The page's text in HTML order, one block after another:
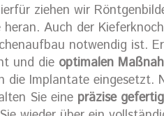
ziehen wir
Auch der
notwendig ist.
und die optimalen
die Implantate eingesetzt.
Sie eine präzise